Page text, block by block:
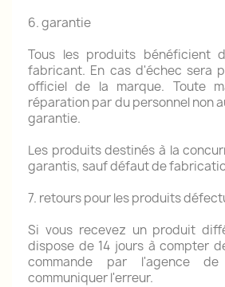
6. garantie
Tous les produits bénéficient
fabricant. En cas d'échec sera
officiel de la marque. Toute
réparation par du personnel non
garantie.
Les produits destinés à la
garantis, sauf défaut de
7. retours pour les produits
Si vous recevez un produit
dispose de 14 jours à compter
commande par l'agence
communiquer l'erreur.